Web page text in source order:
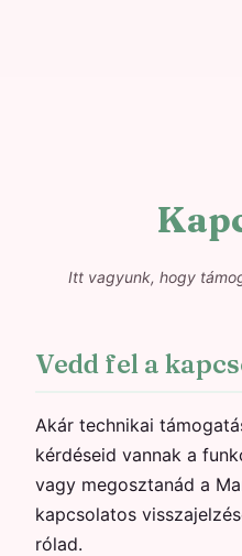
Itt vagyunk, hogy
Vedd fel a
Akár technikai
kérdéseid vannak a
vagy megosztanád a
kapcsolatos
rólad.